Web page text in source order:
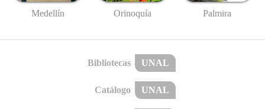
Medellín Orinoquía Palmira
Bibliotecas UNAL
Catálogo UNAL